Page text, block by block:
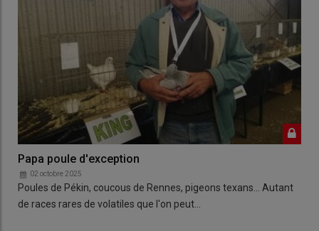
Papa poule d'exception
02 octobre 2025
Poules de Pékin, coucous de Rennes, pigeons texans... Autant
de races rares de volatiles que l'on peut…